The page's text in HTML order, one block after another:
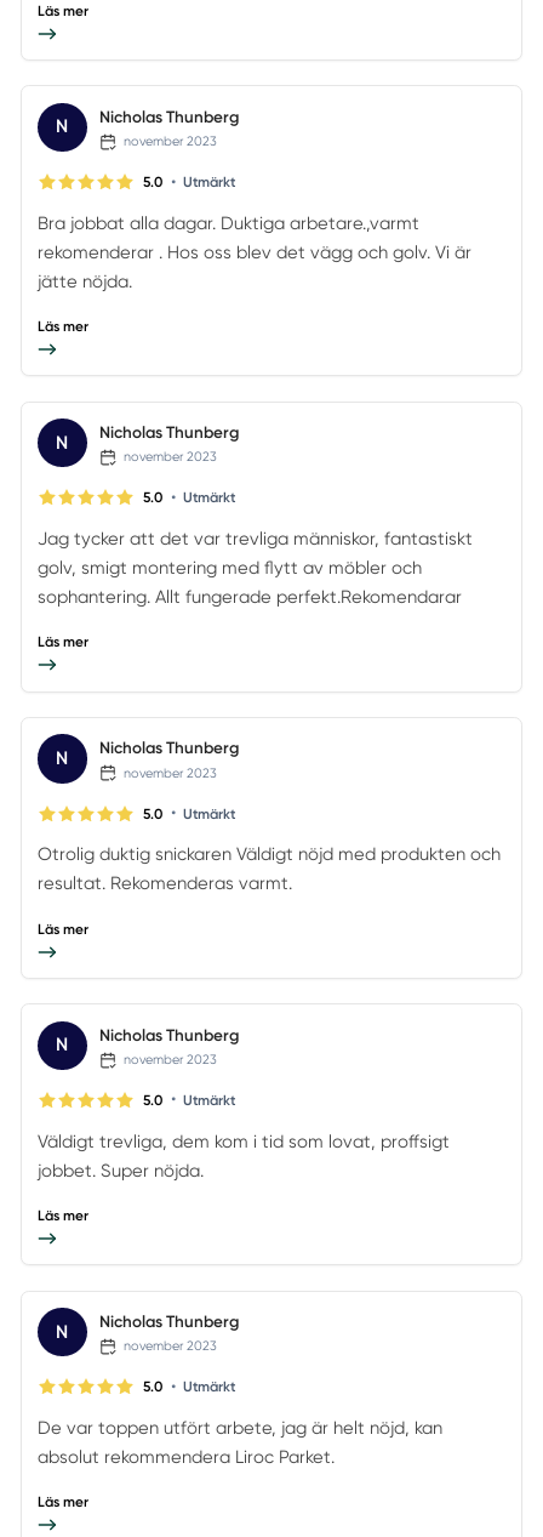
Läs mer
N Nicholas Thunberg
november 2023
5.0 • Utmärkt
Bra jobbat alla dagar. Duktiga arbetare.,varmt
rekomenderar . Hos oss blev det vägg och golv. Vi är
jätte nöjda.
Läs mer
N Nicholas Thunberg
november 2023
5.0 • Utmärkt
Jag tycker att det var trevliga människor, fantastiskt
golv, smigt montering med flytt av möbler och
sophantering. Allt fungerade perfekt.Rekomendarar
Läs mer
N Nicholas Thunberg
november 2023
5.0 • Utmärkt
Otrolig duktig snickaren Väldigt nöjd med produkten och
resultat. Rekomenderas varmt.
Läs mer
N Nicholas Thunberg
november 2023
5.0 • Utmärkt
Väldigt trevliga, dem kom i tid som lovat, proffsigt
jobbet. Super nöjda.
Läs mer
N Nicholas Thunberg
november 2023
5.0 • Utmärkt
De var toppen utfört arbete, jag är helt nöjd, kan
absolut rekommendera Liroc Parket.
Läs mer